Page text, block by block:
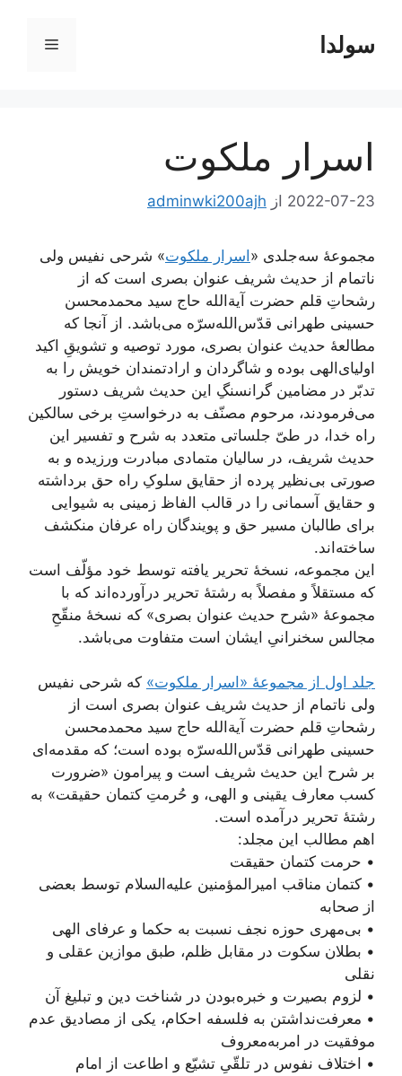
محتواسولدا فهرست
اسرار ملکوت
2022-07-23 از adminwki200ajh
مجموعۀ سه‌جلدی «اسرار ملکوت» شرحی نفیس ولی
ناتمام از حدیث شریف عنوان بصری است که از
رشحاتِ قلم حضرت آیة‌الله حاج سید محمدمحسن
حسینی طهرانی قدّس‌الله‌سرّه می‌باشد. از آنجا که
مطالعۀ حدیث عنوان بصری، مورد توصیه و تشویقِ اکید
اولیای‌الهی بوده و شاگردان و ارادتمندان خویش را به
تدبّر در مضامین گرانسنگِ این حدیث شریف دستور
می‌فرمودند، مرحوم مصنّف به درخواستِ برخی سالکین
راه خدا، در طیّ جلساتی متعدد به شرح و تفسیر این
حدیث شریف، در سالیان متمادی مبادرت ورزیده و به
صورتی بی‌نظیر پرده از حقایق سلوکِ راه حق برداشته
و حقایق آسمانی را در قالب الفاظ زمینی به شیوایی
برای طالبان مسیر حق و پویندگان راه عرفان منکشف
ساخته‌اند.
این مجموعه، نسخۀ تحریر یافته توسط خود مؤلّف است
که مستقلاً و مفصلاً به رشتۀ تحریر درآورده‌اند که با
مجموعۀ «شرح حدیث عنوان بصری» که نسخۀ منقّحِ
مجالس سخنرانیِ ایشان است متفاوت می‌باشد.
جلد اول از مجموعۀ «اسرار ملکوت» که شرحی نفیس
ولی ناتمام از حدیث شریف عنوان بصری است از
رشحاتِ قلم حضرت آیة‌الله حاج سید محمدمحسن
حسینی طهرانی قدّس‌الله‌سرّه بوده است؛ که مقدمه‌ای
بر شرح این حدیث شریف است و پیرامون «ضرورت
کسب معارف یقینی و الهی، و حُرمتِ کتمان حقیقت» به
رشتۀ تحریر درآمده است.
اهم مطالب این مجلد:
• حرمت کتمان حقیقت
• کتمان مناقب امیرالمؤمنین علیه‌السلام توسط بعضی
از صحابه
• بی‌مهری حوزه نجف نسبت به حکما و عرفای الهی
• بطلان سکوت در مقابل ظلم، طبق موازین عقلی و
نقلی
• لزوم بصیرت و خبره‌بودن در شناخت دین و تبلیغ آن
• معرفت‌نداشتن به فلسفه احکام، یکی از مصادیق عدم
موفقیت در امر‌به‌معروف
• اختلاف نفوس در تلقّیِ تشیّع و اطاعت از امام